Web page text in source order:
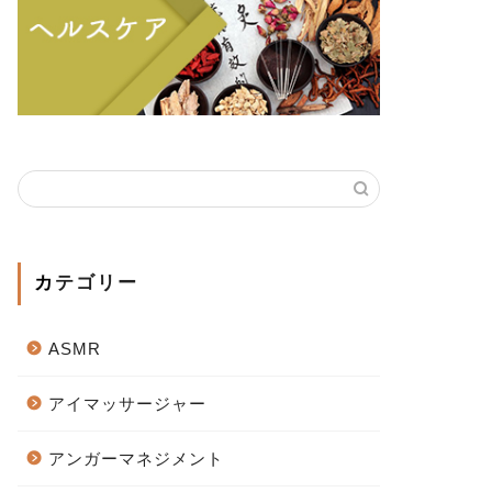
カテゴリー
ASMR
アイマッサージャー
アンガーマネジメント